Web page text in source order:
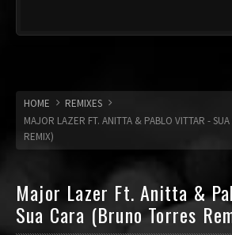
HOME
REMIXES
MAJOR LAZER FT. ANITTA & PABLO VITTAR -
REMIX)
Major Lazer Ft. Anitta &
Sua Cara (Bruno Torres